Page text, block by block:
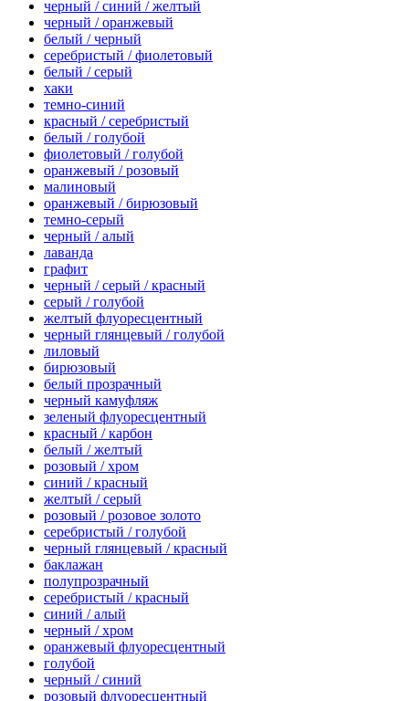
черный / синий / желтый
черный / оранжевый
белый / черный
серебристый / фиолетовый
белый / серый
хаки
темно-синий
красный / серебристый
белый / голубой
фиолетовый / голубой
оранжевый / розовый
малиновый
оранжевый / бирюзовый
темно-серый
черный / алый
лаванда
графит
черный / серый / красный
серый / голубой
желтый флуоресцентный
черный глянцевый / голубой
лиловый
бирюзовый
белый прозрачный
черный камуфляж
зеленый флуоресцентный
красный / карбон
белый / желтый
розовый / хром
синий / красный
желтый / серый
розовый / розовое золото
серебристый / голубой
черный глянцевый / красный
баклажан
полупрозрачный
серебристый / красный
синий / алый
черный / хром
оранжевый флуоресцентный
голубой
черный / синий
розовый флуоресцентный